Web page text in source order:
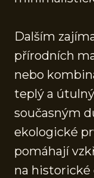
Dalším
přírodních
nebo
teplý a
současným
ekologické
pomáhají
na